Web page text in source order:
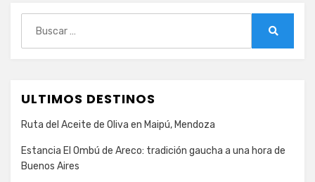
ULTIMOS DESTINOS
Ruta del Aceite de Oliva en Maipú, Mendoza
Estancia El Ombú de Areco: tradición gaucha a una hora de
Buenos Aires